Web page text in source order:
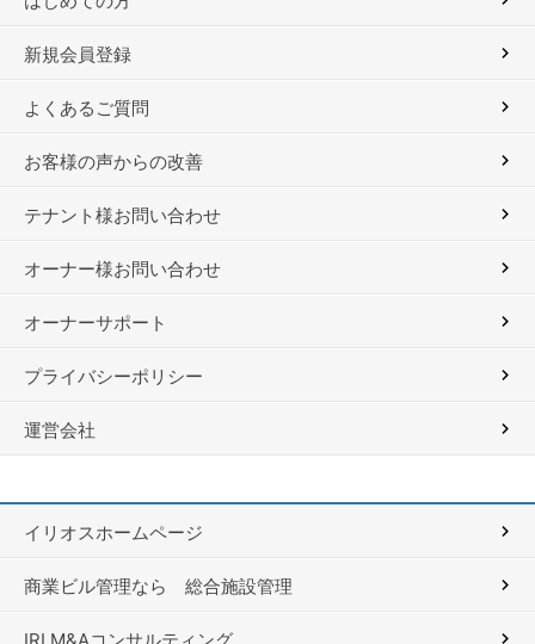
新規会員登録
よくあるご質問
お客様の声からの改善
テナント様お問い合わせ
オーナー様お問い合わせ
オーナーサポート
プライバシーポリシー
運営会社
イリオスホームページ
商業ビル管理なら 総合施設管理